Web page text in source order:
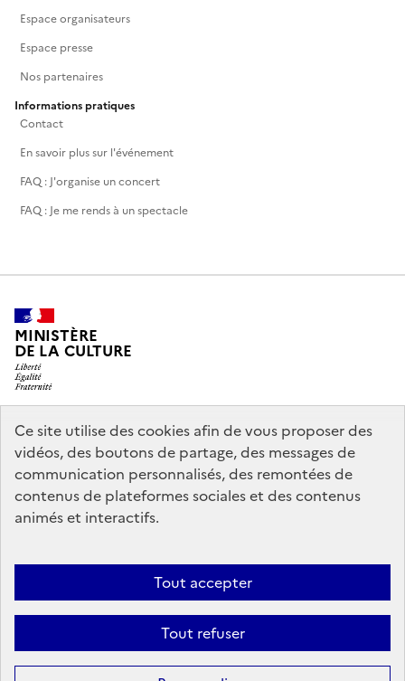
Ce site utilise des cookies afin de vous proposer des
vidéos, des boutons de partage, des messages de
communication personnalisés, des remontées de
contenus de plateformes sociales et des contenus
animés et interactifs.
Tout accepter
Tout refuser
Espace organisateurs
Espace presse
Nos partenaires
Informations pratiques
Contact
En savoir plus sur l'événement
FAQ : J'organise un concert
FAQ : Je me rends à un spectacle
MINISTÈRE
DE LA CULTURE
legifrance.gouv.fr
info.gouv.fr
service-public.gouv.fr
data.gouv.fr
Accessibilité : partiellement conforme
Politique générale de
Mentions légales
témoins de connexion (cookies)
Crédits
Sauf mention contraire, tous les contenus de ce site sont sous